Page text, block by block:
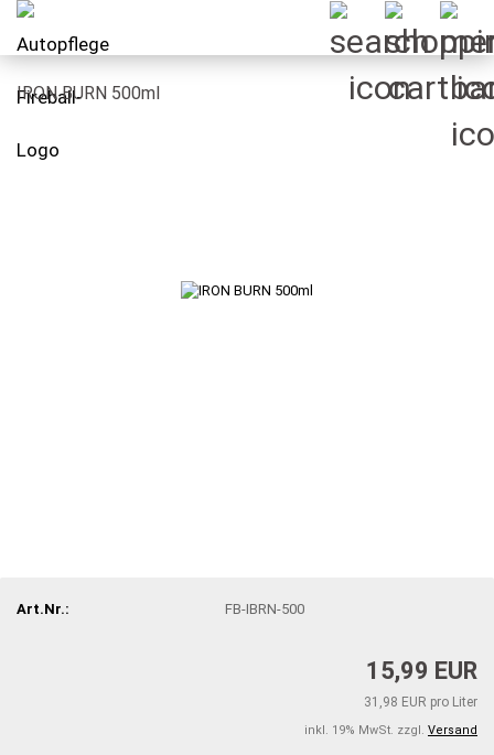
IRON BURN 500ml
Art.Nr.: FB-IBRN-500
15,99 EUR
31,98 EUR pro Liter
inkl. 19% MwSt. zzgl. Versand